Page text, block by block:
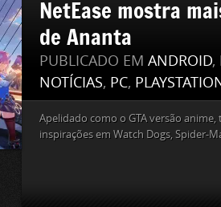
NetEase mostra
de Ananta
PUBLICADO EM ANDROID,
NOTÍCIAS, PC,
Apelidado como o GTA versão
inspirações em Watch Dogs, Spider-